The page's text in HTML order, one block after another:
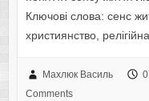
Ключові слова: сенс
християнство,
Махлюк Василь
Comments